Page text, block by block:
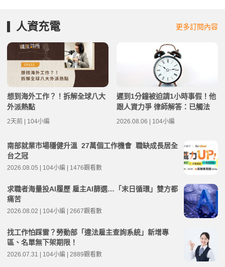
人資充電 更多訂閱內容
想到海外工作？！拆解全球八大
外派熱點
2天前 | 104小編
遲到1分鐘被迫請1小時事假！他
跟人資力爭 律師解答：已觸法
2026.08.06 | 104小編
南部就業市場穩健升溫 27萬個工作機會 職缺成長居全
台之冠
2026.08.05 | 104小編 | 1476觀看數
求職者海量投AI履歷 雇主AI篩選…「末日循環」雙方都
痛苦
2026.08.02 | 104小編 | 2667觀看數
找工作怕踩雷？勞動部「違法雇主查詢系統」新增專
區、名單無下架期限！
2026.07.31 | 104小編 | 2889觀看數